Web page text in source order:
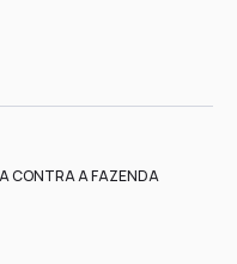
CONTRA A FAZENDA